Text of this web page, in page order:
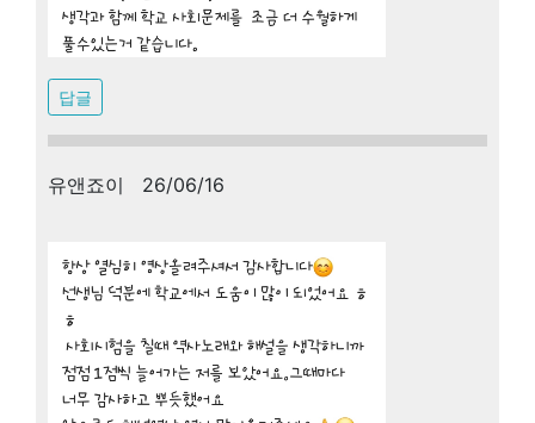
답글
유앤죠이 26/06/16